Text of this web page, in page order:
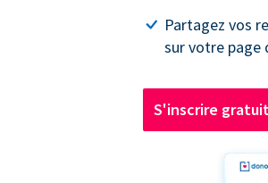
Partagez vos
sur votre page
S'inscrire